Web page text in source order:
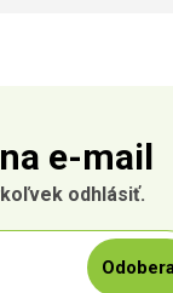
e-mail
odhlásiť.